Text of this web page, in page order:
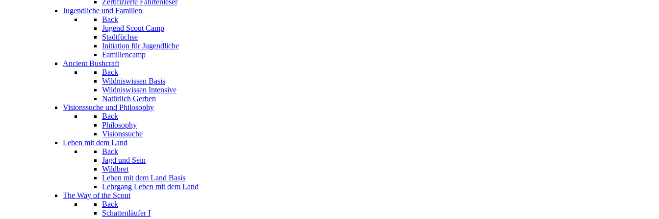
Jugendliche und Familien
Back
Jugend Scout Camp
Stadtfüchse
Initiation für Jugendliche
Familiencamp
Ancient Bushcraft
Back
Wildniswissen Basis
Wildniswissen Intensive
Natürlich Gerben
Visionssuche und Philosophy
Back
Philosophy
Visionssuche
Leben mit dem Land
Back
Jagd und Sein
Wildbret
Leben mit dem Land Basis
Lehrgang Leben mit dem Land
The Way of the Scout
Back
Schattenläufer I